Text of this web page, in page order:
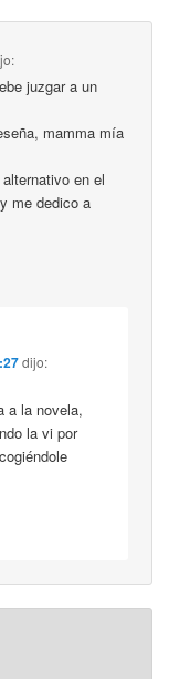
juzgar a un
mamma mía
en el
me dedico a
dijo:
a la novela,
la vi por